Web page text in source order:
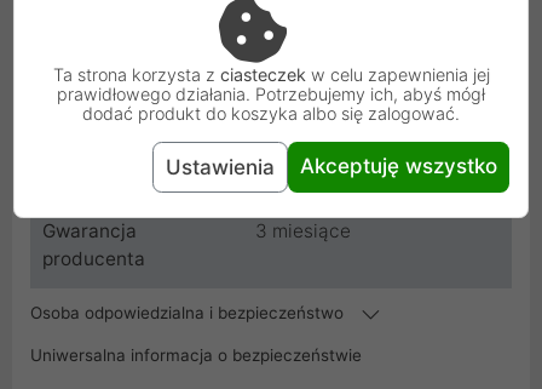
XM-RN8T-WH_BZR_01
XM-RN8T-WH_BZR_01
5904506109364
Gwarancja
producenta
3 miesiące
Osoba odpowiedzialna i bezpieczeństwo
Uniwersalna informacja o bezpieczeństwie
Ta strona korzysta z ciasteczek w celu zapewnienia jej
prawidłowego działania. Potrzebujemy ich, abyś mógł
dodać produkt do koszyka albo się zalogować.
Ustawienia Akceptuję wszystko